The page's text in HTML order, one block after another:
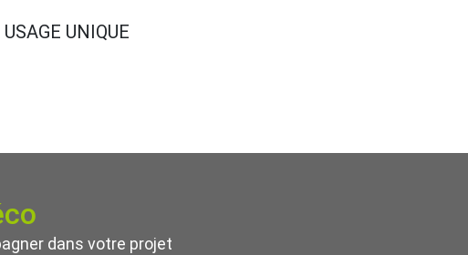
UNIQUE
dans votre projet